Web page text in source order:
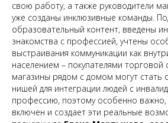
свою работу, а также руководители
уже созданы инклюзивные команды.
образовательный контент, введены
знакомства с профессией, учтены
выстраивания коммуникации как
населением – покупателями торговой
магазины рядом с домом могут стать
нишей для интеграции людей с
профессию, поэтому особенно важно,
включен и создает эти реальные